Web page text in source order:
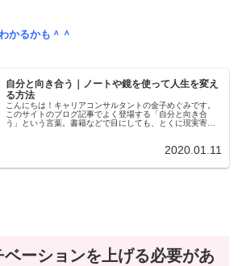
かるかも＾＾
自分と向き合う｜ノートや鏡を使って人生を変え
る方法
こんにちは！キャリアコンサルタントの金子めぐみです。
このサイトのブログ記事でよく登場する「自分と向き合
う」という言葉。書籍などで目にしても、とくに現実寄り
2020.01.11
ーションを上げる必要があ